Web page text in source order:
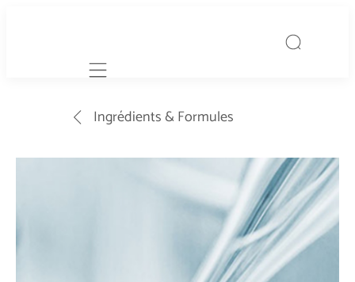
Mobile navigation
Ingrédients & Formules